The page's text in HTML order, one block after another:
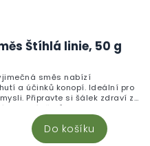
Štíhlá linie, 50 g
Do košíku
směs nabízí
a účinků konopí. Ideální pro
Připravte si šálek zdraví z
milovník čajů.